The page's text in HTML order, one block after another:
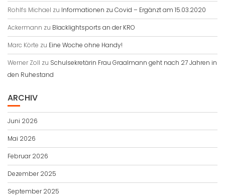
Rohlfs Michael zu Informationen zu Covid – Ergänzt am 15.03.2020
Ackermann zu Blacklightsports an der KRO
Marc Körte zu Eine Woche ohne Handy!
Werner Zoll zu Schulsekretärin Frau Graalmann geht nach 27 Jahren in
den Ruhestand
ARCHIV
Juni 2026
Mai 2026
Februar 2026
Dezember 2025
September 2025